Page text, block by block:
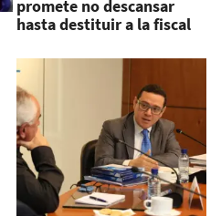
promete no descansar
hasta destituir a la fiscal